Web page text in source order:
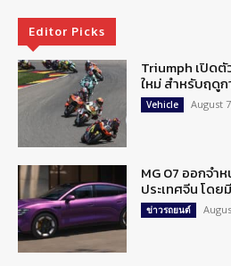
Editor Picks
Triumph เปิดตั
ใหม่ สำหรับฤดูก
Vehicle August
MG 07 ออกจำ
ประเทศจีน โดย
ข่าวรถยนต์